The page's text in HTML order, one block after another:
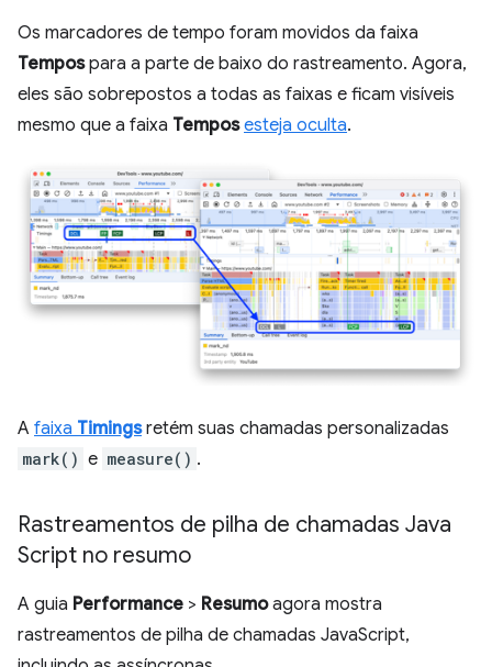
Os marcadores de tempo foram movidos da faixa
Tempospara a parte de baixo do rastreamento. Agora,
eles são sobrepostos a todas as faixas e ficam visíveis
mesmo que a faixa Tempos esteja oculta.
A faixa Timingsretém suas chamadas personalizadas
mark() e measure() .
Rastreamentos de pilha de chamadas Java
Script no resumo
A guia Performance > Resumoagora mostra
rastreamentos de pilha de chamadas JavaScript,